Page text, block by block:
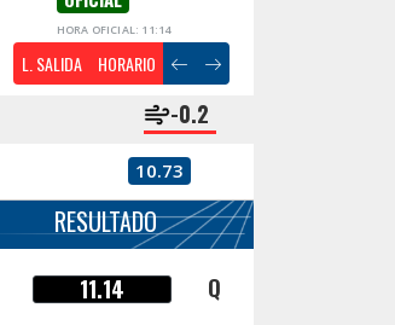
HORA OFICIAL: 11:14
L. SALIDA HORARIO
-0.2
10.73
RESULTADO
11.14 Q